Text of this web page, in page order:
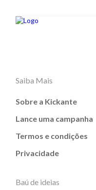
Saiba Mais
Sobre a Kickante
Lance uma campanha
Termos e condições
Privacidade
Baú de ideias